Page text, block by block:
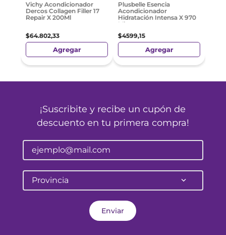
Vichy Acondicionador
Dercos Collagen Filler 17
Repair X 200Ml
$64.802,33
Agregar
Plusbelle Esencia
Acondicionador
Hidratación Intensa X 970
Ml
$4599,15
Agregar
¡Suscribite y recibe un cupón de
descuento en tu primera compra!
Provincia
Enviar